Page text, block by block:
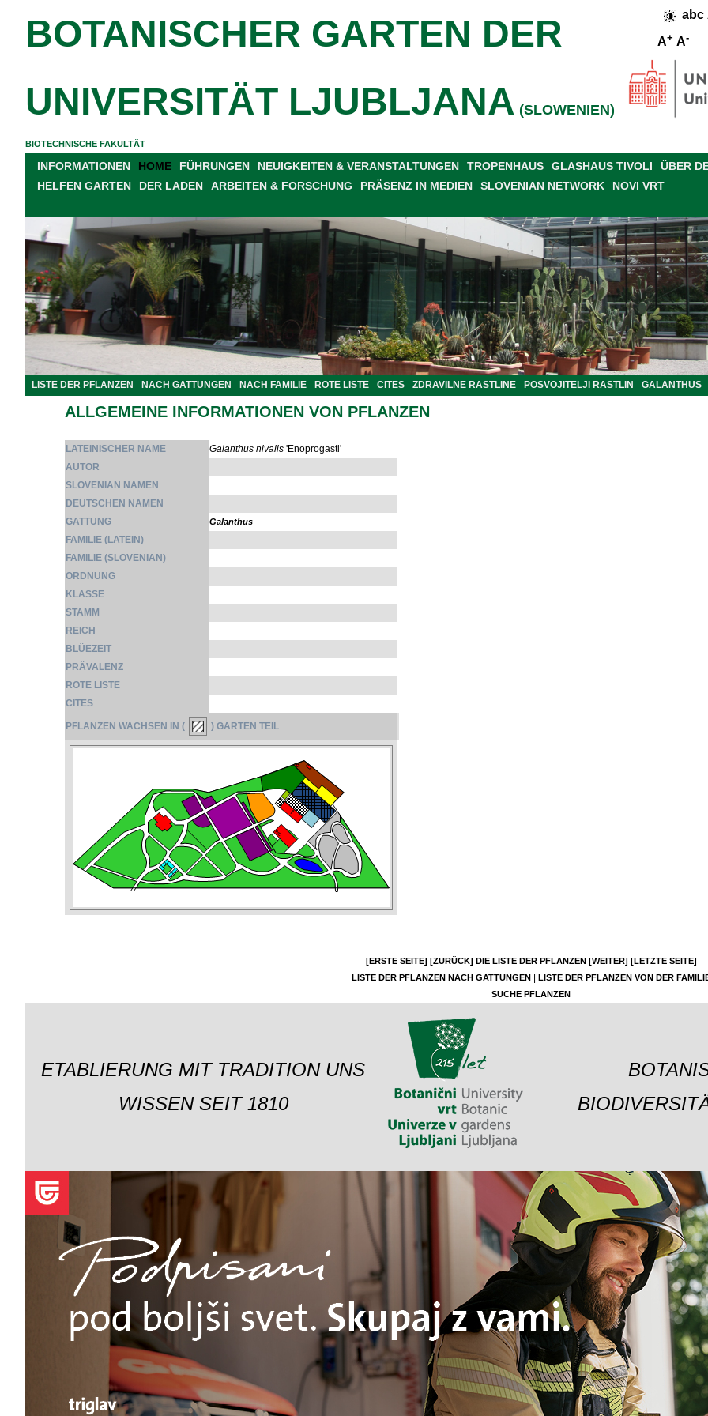
abc
A+ A-
BOTANISCHER GARTEN DER
UNIVERSITÄT LJUBLJANA (SLOWENIEN)
BIOTECHNISCHE FAKULTÄT
INFORMATIONEN HOME FÜHRUNGEN NEUIGKEITEN & VERANSTALTUNGEN TROPENHAUS GLASHAUS TIVOLI
ÜBER
HELFEN GARTEN
DER LADEN ARBEITEN & FORSCHUNG PRÄSENZ IN MEDIEN SLOVENIAN NETWORK NOVI VRT
LISTE DER PFLANZEN NACH GATTUNGEN NACH FAMILIE ROTE LISTE CITES ZDRAVILNE RASTLINE POSVOJITELJI RASTLIN GALANTHUS
ALLGEMEINE INFORMATIONEN VON PFLANZEN
LATEINISCHER NAME Galanthus nivalis 'Enoprogasti'
AUTOR
SLOVENIAN NAMEN
DEUTSCHEN NAMEN
GATTUNG
Galanthus
FAMILIE (LATEIN)
FAMILIE (SLOVENIAN)
ORDNUNG
KLASSE
STAMM
REICH
BLÜEZEIT
PRÄVALENZ
ROTE LISTE
CITES
PFLANZEN WACHSEN IN ( ) GARTEN TEIL
[ERSTE SEITE] [ZURÜCK] DIE LISTE DER PFLANZEN [WEITER] [LETZTE SEITE]
LISTE DER PFLANZEN NACH GATTUNGEN
LISTE DER PFLANZEN VON DER
SUCHE PFLANZEN
ETABLIERUNG MIT TRADITION UNS
WISSEN SEIT 1810